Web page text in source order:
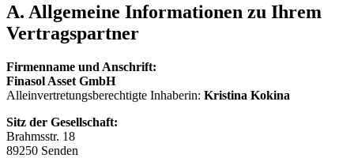
A. Allgemeine Informationen zu Ihrem
Vertragspartner
Firmenname und Anschrift:
Finasol Asset GmbH
Alleinvertretungsberechtigte Inhaberin: Kristina Kokina
Sitz der Gesellschaft:
Brahmsstr. 18
89250 Senden